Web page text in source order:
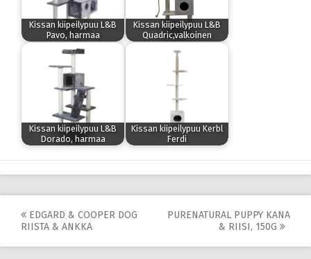
Kissan kiipeilypuu L&B
Pavo, harmaa
Kissan kiipeilypuu L&B
Quadric,valkoinen
Kissan kiipeilypuu L&B
Dorado, harmaa
Kissan kiipeilypuu Kerbl
Ferdi
Post
EDGARD & COOPER DOG
RIISTA & ANKKA
PURENATURAL PUPPY KANA
& RIISI, 150G